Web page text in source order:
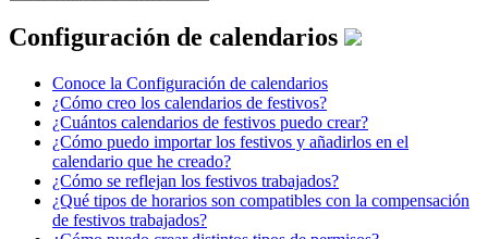
Configuración de calendarios
Conoce la Configuración de calendarios
¿Cómo creo los calendarios de festivos?
¿Cuántos calendarios de festivos puedo crear?
¿Cómo puedo importar los festivos y añadirlos en el
calendario que he creado?
¿Cómo se reflejan los festivos trabajados?
¿Qué tipos de horarios son compatibles con la compensación
de festivos trabajados?